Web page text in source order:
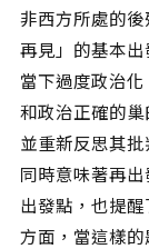
非西方所處的
再見」的基本
當下過度政治
和政治正確的
並重新反思其
同時意味著再
出發點，也提
方面，當這樣